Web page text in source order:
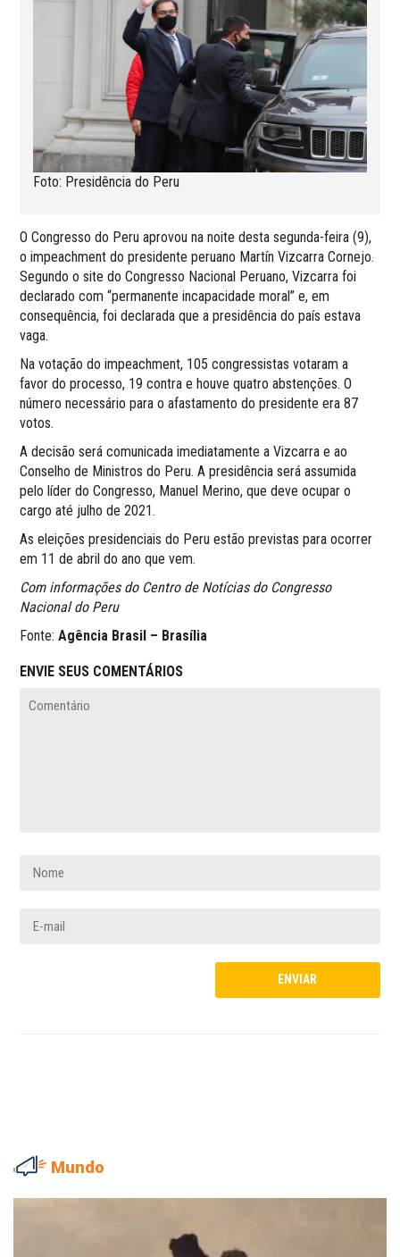
Foto: Presidência do Peru
O Congresso do Peru aprovou na noite desta segunda-feira (9),
o impeachment do presidente peruano Martín Vizcarra Cornejo.
Segundo o site do Congresso Nacional Peruano, Vizcarra foi
declarado com “permanente incapacidade moral” e, em
consequência, foi declarada que a presidência do país estava
vaga.
Na votação do impeachment, 105 congressistas votaram a
favor do processo, 19 contra e houve quatro abstenções. O
número necessário para o afastamento do presidente era 87
votos.
A decisão será comunicada imediatamente a Vizcarra e ao
Conselho de Ministros do Peru. A presidência será assumida
pelo líder do Congresso, Manuel Merino, que deve ocupar o
cargo até julho de 2021.
As eleições presidenciais do Peru estão previstas para ocorrer
em 11 de abril do ano que vem.
Com informações do Centro de Notícias do Congresso
Nacional do Peru
Fonte:Agência Brasil – Brasília
ENVIE SEUS COMENTÁRIOS
Mundo